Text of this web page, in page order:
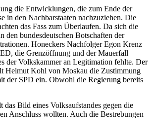
die Entwicklungen, die zum Ende der
den Nachbarstaaten nachzuziehen. Die
das Fass zum Überlaufen. Da sich die
den bundesdeutschen Botschaften der
Honeckers Nachfolger Egon Krenz
die Grenz­öffnung und der Mauerfall
der Volkskammer an Legitimation fehlte. Der
Helmut Kohl von Moskau die Zustimmung
der SPD ein. Obwohl die Regie­rung bereits
Bild eines Volksaufstandes gegen die
Anschluss wollten. Auch die Bestrebungen